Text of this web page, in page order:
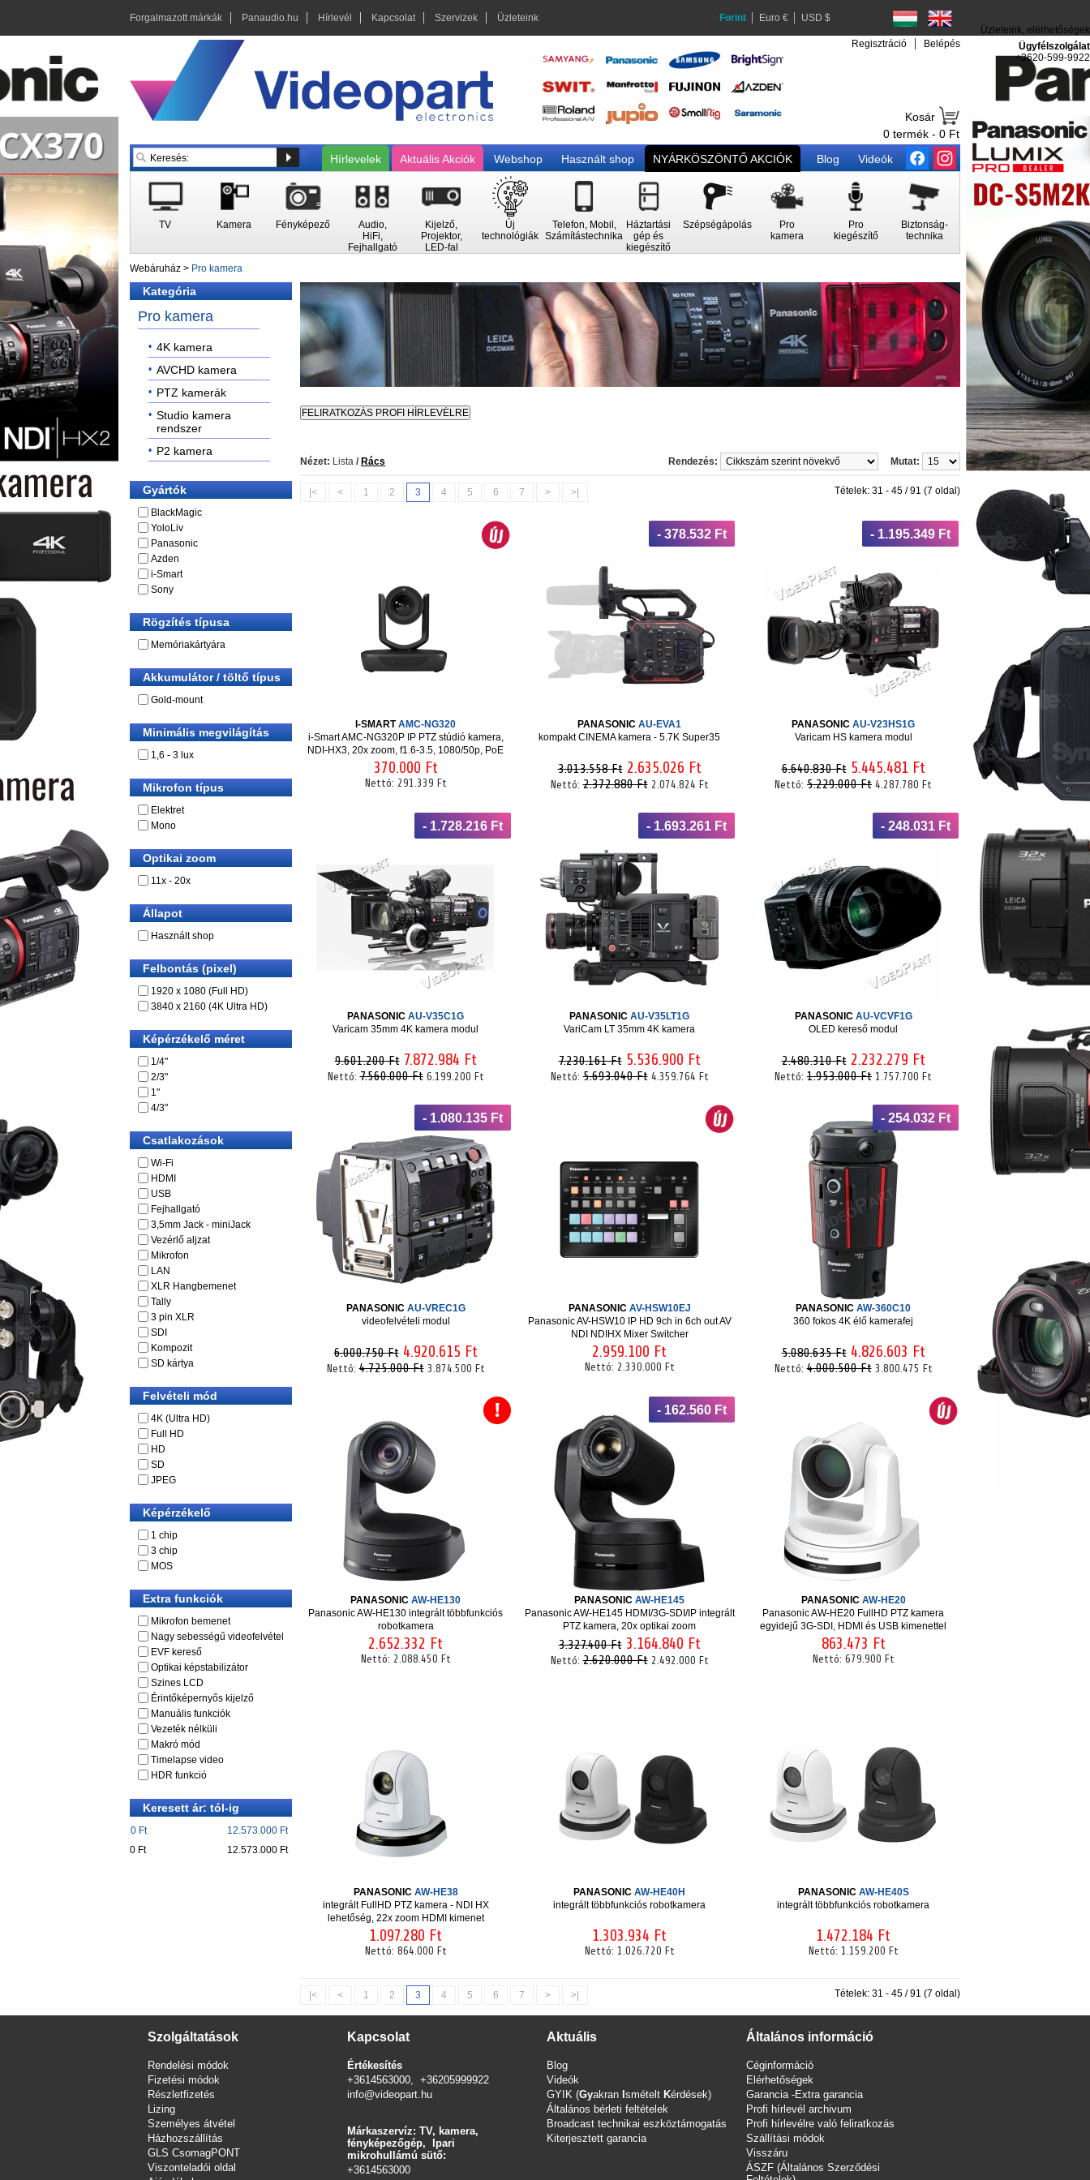
Forgalmazott márkák Panaudio.hu Hírlevél Kapcsolat Szervizek Üzleteink Forint Euro € USD $
Regisztráció Belépés
Kosár
0 termék - 0 Ft
Hírlevelek
Aktuális Akciók Webshop Használt shop NYÁRKÖSZÖNTŐ AKCIÓK Blog Videók
TV Kamera Fényképező
Audio,
HiFi,
Fejhallgató
Kijelző,
Projektor,
LED-fal
Új
technológiák
Telefon, Mobil,
Számítástechnika
Háztartási
gép és
kiegészítő
Szépségápolás
Pro
kamera
Pro
kiegészítő
Biztonság-
technika
Üzleteink, elérhetőségek
Ügyfélszolgálat
+3620-599-9922
Webáruház > Pro kamera
Kategória
Pro kamera
4K kamera
AVCHD kamera
PTZ kamerák
Studio kamera
rendszer
P2 kamera
Gyártók
BlackMagic
YoloLiv
Panasonic
Azden
i-Smart
Sony
Rögzítés típusa
Memóriakártyára
Akkumulátor / töltő típus
Gold-mount
Minimális megvilágítás
1,6 - 3 lux
Mikrofon típus
Elektret
Mono
Optikai zoom
11x - 20x
Állapot
Használt shop
Felbontás (pixel)
1920 x 1080 (Full HD)
3840 x 2160 (4K Ultra HD)
Képérzékelő méret
1/4"
2/3"
1"
4/3"
Csatlakozások
Wi-Fi
HDMI
USB
Fejhallgató
3,5mm Jack - miniJack
Vezérlő aljzat
Mikrofon
LAN
XLR Hangbemenet
Tally
3 pin XLR
SDI
Kompozit
SD kártya
Felvételi mód
4K (Ultra HD)
Full HD
HD
SD
JPEG
Képérzékelő
1 chip
3 chip
MOS
Extra funkciók
Mikrofon bemenet
Nagy sebességű videofelvétel
EVF kereső
Optikai képstabilizátor
Szines LCD
Érintőképernyős kijelző
Manuális funkciók
Vezeték nélküli
Makró mód
Timelapse video
HDR funkció
Keresett ár: tól-ig
0 Ft
12.573.000 Ft
0 Ft
12.573.000 Ft
Nézet: Lista / Rács Mutat:
Rendezés:
|< < 1 2 3 4 5 6 7 > >| Tételek: 31 - 45 / 91 (7 oldal)
I-SMARTAMC-NG320
i-Smart AMC-NG320P IP PTZ stúdió kamera,
NDI-HX3, 20x zoom, f1.6-3.5, 1080/50p, PoE
370.000 Ft
Nettó: 291.339 Ft
- 378.532 Ft
PANASONIC AU-EVA1
kompakt CINEMA kamera - 5.7K Super35
3.013.558 Ft 2.635.026 Ft
Nettó:2.372.880 Ft 2.074.824 Ft
- 1.195.349 Ft
PANASONIC AU-V23HS1G
Varicam HS kamera modul
6.640.830 Ft 5.445.481 Ft
Nettó: 5.229.000 Ft 4.287.780 Ft
- 1.728.216 Ft
PANASONIC AU-V35C1G
Varicam 35mm 4K kamera modul
9.601.200 Ft 7.872.984 Ft
Nettó:7.560.000 Ft 6.199.200 Ft
- 1.693.261 Ft
PANASONIC AU-V35LT1G
VariCam LT 35mm 4K kamera
7.230.161 Ft 5.536.900 Ft
Nettó:5.693.040 Ft 4.359.764 Ft
- 248.031 Ft
PANASONIC AU-VCVF1G
OLED kereső modul
2.480.310 Ft 2.232.279 Ft
Nettó: 1.953.000 Ft 1.757.700 Ft
- 1.080.135 Ft
PANASONIC AU-VREC1G
videofelvételi modul
6.000.750 Ft 4.920.615 Ft
Nettó:4.725.000 Ft 3.874.500 Ft
PANASONIC AV-HSW10EJ
Panasonic AV-HSW10 IP HD 9ch in 6ch out AV
NDI NDIHX Mixer Switcher
2.959.100 Ft
Nettó: 2.330.000 Ft
- 254.032 Ft
PANASONIC AW-360C10
360 fokos 4K élő kamerafej
5.080.635 Ft 4.826.603 Ft
Nettó:4.000.500 Ft 3.800.475 Ft
PANASONIC AW-HE130
Panasonic AW-HE130 integrált többfunkciós
robotkamera
2.652.332 Ft
Nettó: 2.088.450 Ft
- 162.560 Ft
PANASONIC AW-HE145
Panasonic AW-HE145 HDMI/3G-SDI/IP integrált
PTZ kamera, 20x optikai zoom
3.327.400 Ft 3.164.840 Ft
Nettó:2.620.000 Ft 2.492.000 Ft
PANASONIC AW-HE20
Panasonic AW-HE20 FullHD PTZ kamera
egyidejű 3G-SDI, HDMI és USB kimenettel
863.473 Ft
Nettó: 679.900 Ft
PANASONIC AW-HE38
integrált FullHD PTZ kamera - NDI HX
lehetőség, 22x zoom HDMI kimenet
1.097.280 Ft
Nettó: 864.000 Ft
PANASONIC AW-HE40H
integrált többfunkciós robotkamera
1.303.934 Ft
Nettó: 1.026.720 Ft
PANASONIC AW-HE40S
integrált többfunkciós robotkamera
1.472.184 Ft
Nettó: 1.159.200 Ft
|< < 1 2 3 4 5 6 7 > >| Tételek: 31 - 45 / 91 (7 oldal)
Szolgáltatások
Rendelési módok
Fizetési módok
Részletfizetés
Lizing
Személyes átvétel
Házhozszállítás
GLS CsomagPONT
Viszonteladói oldal
Kapcsolat
Értékesítés
+3614563000, +36205999922
info@videopart.hu
Márkaszervíz: TV, kamera,
fényképezőgép, Ipari
mikrohullámú sütő:
+3614563000
Aktuális
Blog
Videók
GYIK (Gyakran smételt Kérdések)
Általános bérleti feltételek
Broadcast technikai eszköztámogatás
Kiterjesztett garancia
Általános információ
Céginformáció
Elérhetőségek
Garancia -Extra garancia
Profi hírlevél archivum
Profi hírlevélre való feliratkozás
Szállítási módok
Visszáru
ÁSZF (Általános Szerződési